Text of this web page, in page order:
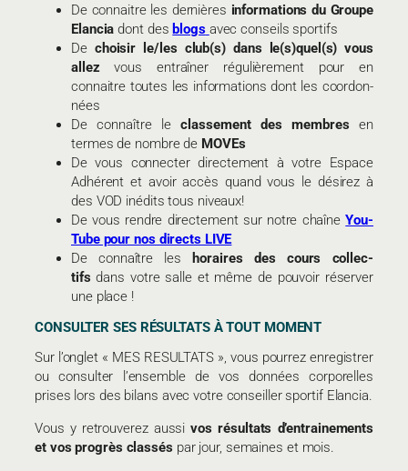
De connaitre les der­nières infor­ma­tions du Groupe
Elan­ciadont des blogs avec conseils spor­tifs
De choi­sir le/les club(s) dans le(s)quel(s) vous
allez vous entraîner régu­liè­re­ment pour en
connaitre toutes les infor­ma­tions dont les coor­don­
nées
De connaître leclas­se­ment des membresen
termes de nombre de MOVEs
De vous connec­ter directement à votre Espace
Adhé­rent et avoir accès quand vous le dési­rez à
des VOD inédits tous niveaux!
De vous rendre direc­te­ment sur notre chaîneYou­
Tube pour nos directs LIVE
De connaître les horaires des cours col­lec­
tifs dans votre salle et même de pou­voir réser­ver
une place !
CONSUL­TER SES RÉSUL­TATS À TOUT MOMENT
Sur l’on­glet « MES RESUL­TATS », vous pour­rez enre­gis­trer
ou consul­ter l’en­semble de vos don­nées cor­po­relles
prises lors des bilans avec votre conseiller spor­tif Elan­cia.
Vous y retrou­ve­rez aussivos résul­tats d’en­trai­ne­ments
et vos pro­grès clas­sés par jour, semaines et mois.